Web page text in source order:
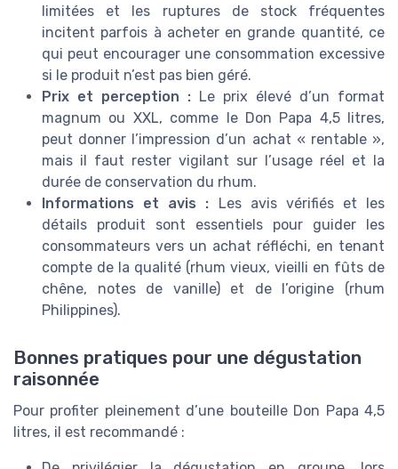
limitées et les ruptures de stock fréquentes
incitent parfois à acheter en grande quantité, ce
qui peut encourager une consommation excessive
si le produit n’est pas bien géré.
Prix et perception : Le prix élevé d’un format
magnum ou XXL, comme le Don Papa 4,5 litres,
peut donner l’impression d’un achat « rentable »,
mais il faut rester vigilant sur l’usage réel et la
durée de conservation du rhum.
Informations et avis : Les avis vérifiés et les
détails produit sont essentiels pour guider les
consommateurs vers un achat réfléchi, en tenant
compte de la qualité (rhum vieux, vieilli en fûts de
chêne, notes de vanille) et de l’origine (rhum
Philippines).
Bonnes pratiques pour une dégustation
raisonnée
Pour profiter pleinement d’une bouteille Don Papa 4,5
litres, il est recommandé :